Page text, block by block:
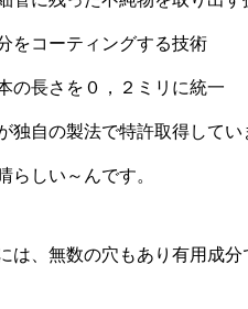
をコーティングする技術
の長さを０，２ミリに統一
独自の製法で特許取得してい
らしい～んです。
は、無数の穴もあり有用成